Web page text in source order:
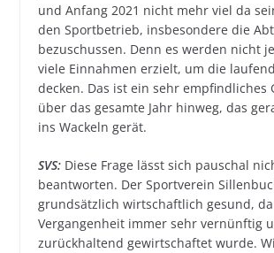
und Anfang 2021 nicht mehr viel da
den Sportbetrieb, insbesondere die
bezuschussen. Denn es werden nicht
viele Einnahmen erzielt, um die
decken. Das ist ein sehr empfindliches
über das gesamte Jahr hinweg, das
ins Wackeln gerät.
SVS:Diese Frage lässt sich pauschal
beantworten. Der Sportverein
grundsätzlich wirtschaftlich gesund,
Vergangenheit immer sehr vernünftig
zurückhaltend gewirtschaftet wurde.